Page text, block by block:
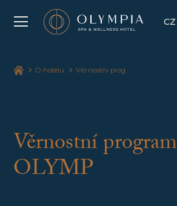
CZ
O hotelu Věrnostní program
Věrnostní program
OLYMP